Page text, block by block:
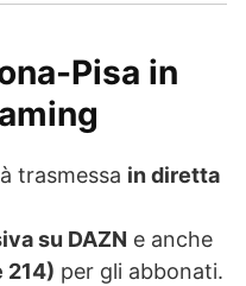
Pisa in
trasmessa in diretta
su DAZN e anche
214) per gli abbonati.